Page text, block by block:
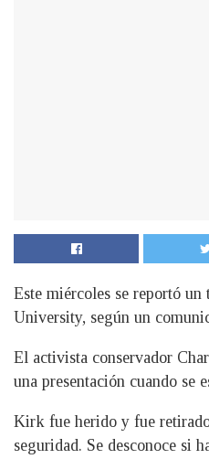
Este miércoles se reportó
University, según un
El activista conservador
una presentación cuando se
Kirk fue herido y fue
seguridad. Se desconoce si